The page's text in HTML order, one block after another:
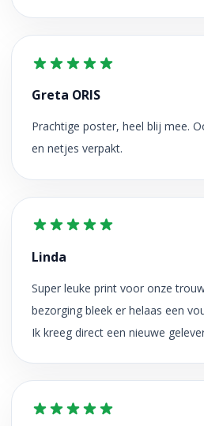
Greta ORIS
Prachtige poster, heel blij mee.
en netjes verpakt.
Linda
Super leuke print voor onze
bezorging bleek er helaas een
Ik kreeg direct een nieuwe